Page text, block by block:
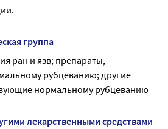
группа
ран и язв; препараты,
рубцеванию; другие
нормальному рубцеванию
лекарственными средствами